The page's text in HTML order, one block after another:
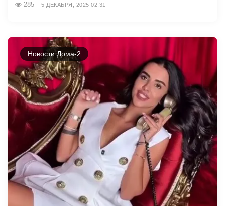
285 5 ДЕКАБРЯ, 2025 02:31
Новости Дома-2